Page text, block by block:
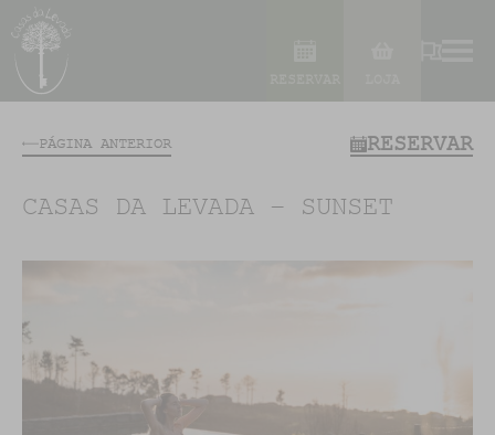
CASAS DA LEVADA – SUNSET
PÁGINA ANTERIOR RESERVAR